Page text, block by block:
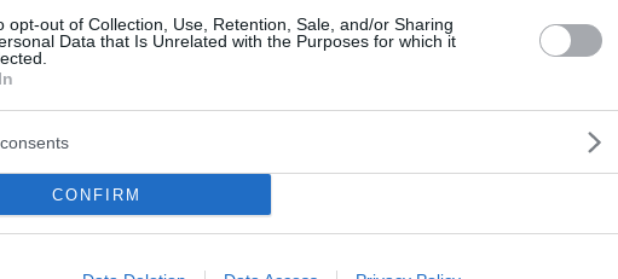
opt-out of Collection, Use, Retention, Sale, and/or Sharing
Data that Is Unrelated with the Purposes for which it
CONFIRM
140 παρεμβάσεις,
και
στον απολογισμό
έτους στο
του ΠΑΣΟΚ Γιάννης
Κοινοβούλιο, με 140
Ανδριανός: Άμεσα οι
αποζημιώσεις για τους
Ο υφυπουργός Αγροτικής Ανάπτυξης
Γιάννης Ανδριανός ανακοίνωσε ότι τα
περιοχές, ενώ όσοι υποβάλουν αίτηση